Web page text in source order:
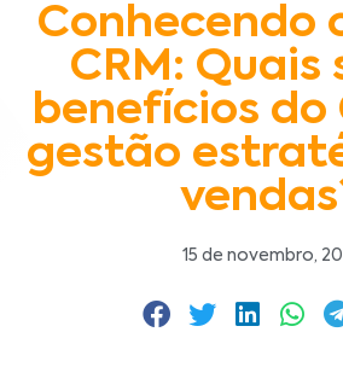
Conhecendo
CRM: Quais
benefícios do
gestão
15 de novembro,